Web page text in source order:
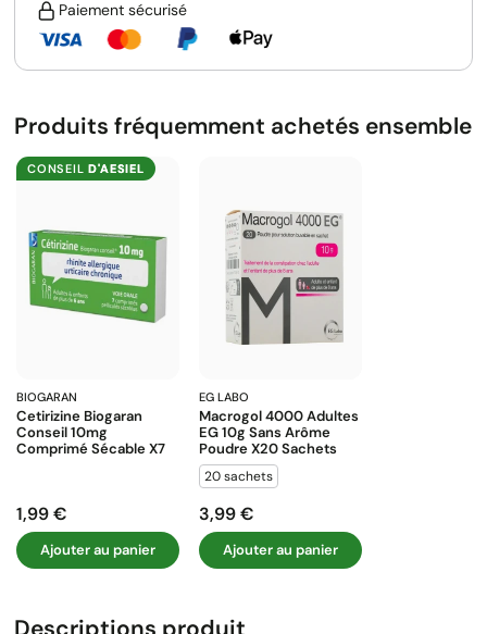
Paiement sécurisé
Produits fréquemment achetés ensemble
CONSEILD'AESIEL
BIOGARAN
Cetirizine Biogaran
Conseil 10mg
Comprimé Sécable X7
Prix
1,99 €
Ajouter au panier
EG LABO
Macrogol 4000 Adultes
EG 10g Sans Arôme
Poudre X20 Sachets
20 sachets
Prix
3,99 €
Ajouter au panier